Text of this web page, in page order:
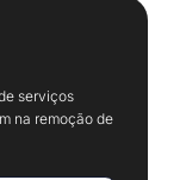
serviços
na remoção de